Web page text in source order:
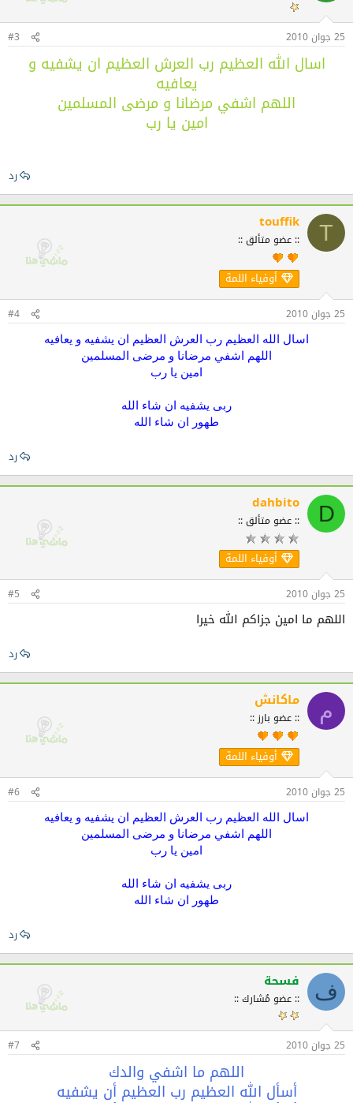
25 جوان 2010 #3
اسال الله العظيم رب العرش العظيم ان يشفيه و
يعافيه
اللهم اشفي مرضانا و مرضى المسلمين
امين يا رب
رد
T
touffik
:: عضو متألق ::
أوفياء اللمة
25 جوان 2010 #4
اسال الله العظيم رب العرش العظيم ان يشفيه و يعافيه
اللهم اشفي مرضانا و مرضى المسلمين
امين يا رب
ربى يشفيه ان شاء الله
طهور ان شاء الله
رد
D
dahbito
:: عضو متألق ::
أوفياء اللمة
25 جوان 2010 #5
اللهم ما امين جزاكم الله خيرا
رد
م ماكانش
:: عضو بارز ::
أوفياء اللمة
25 جوان 2010 #6
اسال الله العظيم رب العرش العظيم ان يشفيه و يعافيه
اللهم اشفي مرضانا و مرضى المسلمين
امين يا رب
ربى يشفيه ان شاء الله
طهور ان شاء الله
رد
ف فسحة
:: عضو مُشارك ::
25 جوان 2010 #7
اللهم ما اشفي والدك
أسأل الله العظيم رب العظيم أن يشفيه